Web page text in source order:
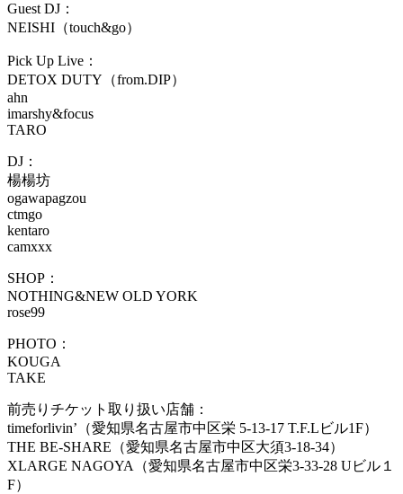
Guest DJ：
NEISHI（touch&go）
Pick Up Live：
DETOX DUTY（from.DIP）
ahn
imarshy&focus
TARO
DJ：
楊楊坊
ogawapagzou
ctmgo
kentaro
camxxx
SHOP：
NOTHING&NEW OLD YORK
rose99
PHOTO：
KOUGA
TAKE
前売りチケット取り扱い店舗：
timeforlivin’（愛知県名古屋市中区栄 5-13-17 T.F.Lビル1F）
THE BE-SHARE（愛知県名古屋市中区大須3-18-34）
XLARGE NAGOYA（愛知県名古屋市中区栄3-33-28 Uビル１
F）